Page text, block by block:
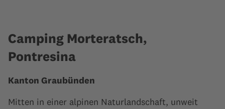
Camping Morteratsch,
Pontresina
Kanton Graubünden
Mitten in einer alpinen Naturlandschaft, unweit